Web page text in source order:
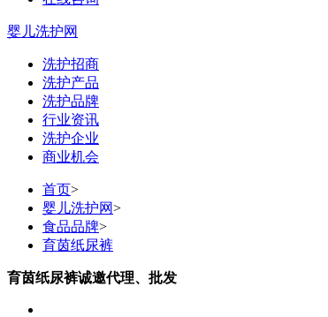
婴儿洗护网
洗护招商
洗护产品
洗护品牌
行业资讯
洗护企业
商业机会
首页>
婴儿洗护网>
食品品牌>
育茵纸尿裤
育茵纸尿裤诚邀代理、批发